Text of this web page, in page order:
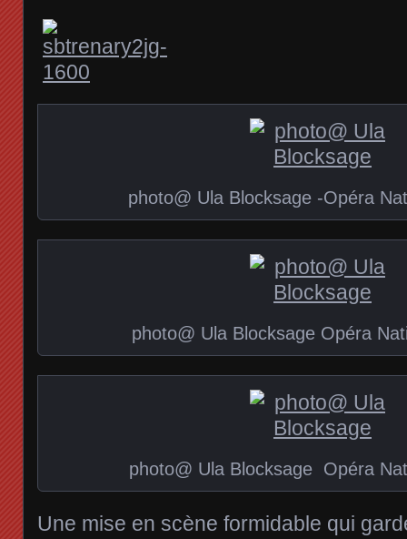
photo@ Ula Blocksage -Opéra
photo@ Ula Blocksage Opéra
photo@ Ula Blocksage Opéra
Une mise en scène formidable qui